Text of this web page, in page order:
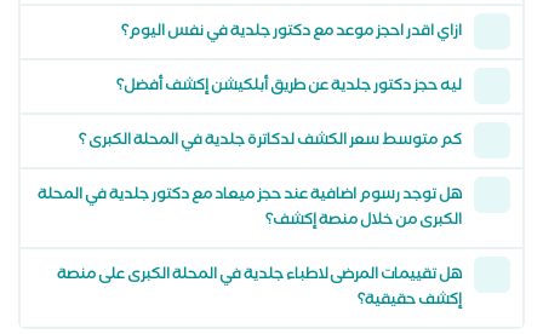
ازاي اقدر احجز موعد مع دكتور جلدية في نفس اليوم؟
ليه حجز دكتور جلدية عن طريق أبلكيشن إكشف أفضل؟
كم متوسط سعر الكشف لدكاترة جلدية في المحلة الكبرى ؟
هل توجد رسوم اضافية عند حجز ميعاد مع دكتور جلدية في المحلة
الكبرى من خلال منصة إكشف؟
هل تقييمات المرضى لاطباء جلدية في المحلة الكبرى على منصة
إكشف حقيقية؟